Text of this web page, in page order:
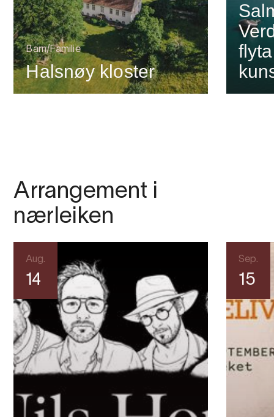
Barn/Familie
Halsnøy kloster
Arrangement i
nærleiken
Aug.
14
Sep.
15